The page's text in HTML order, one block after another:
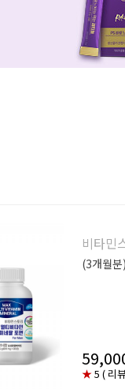
비타민
(3개월
★5 ( 리